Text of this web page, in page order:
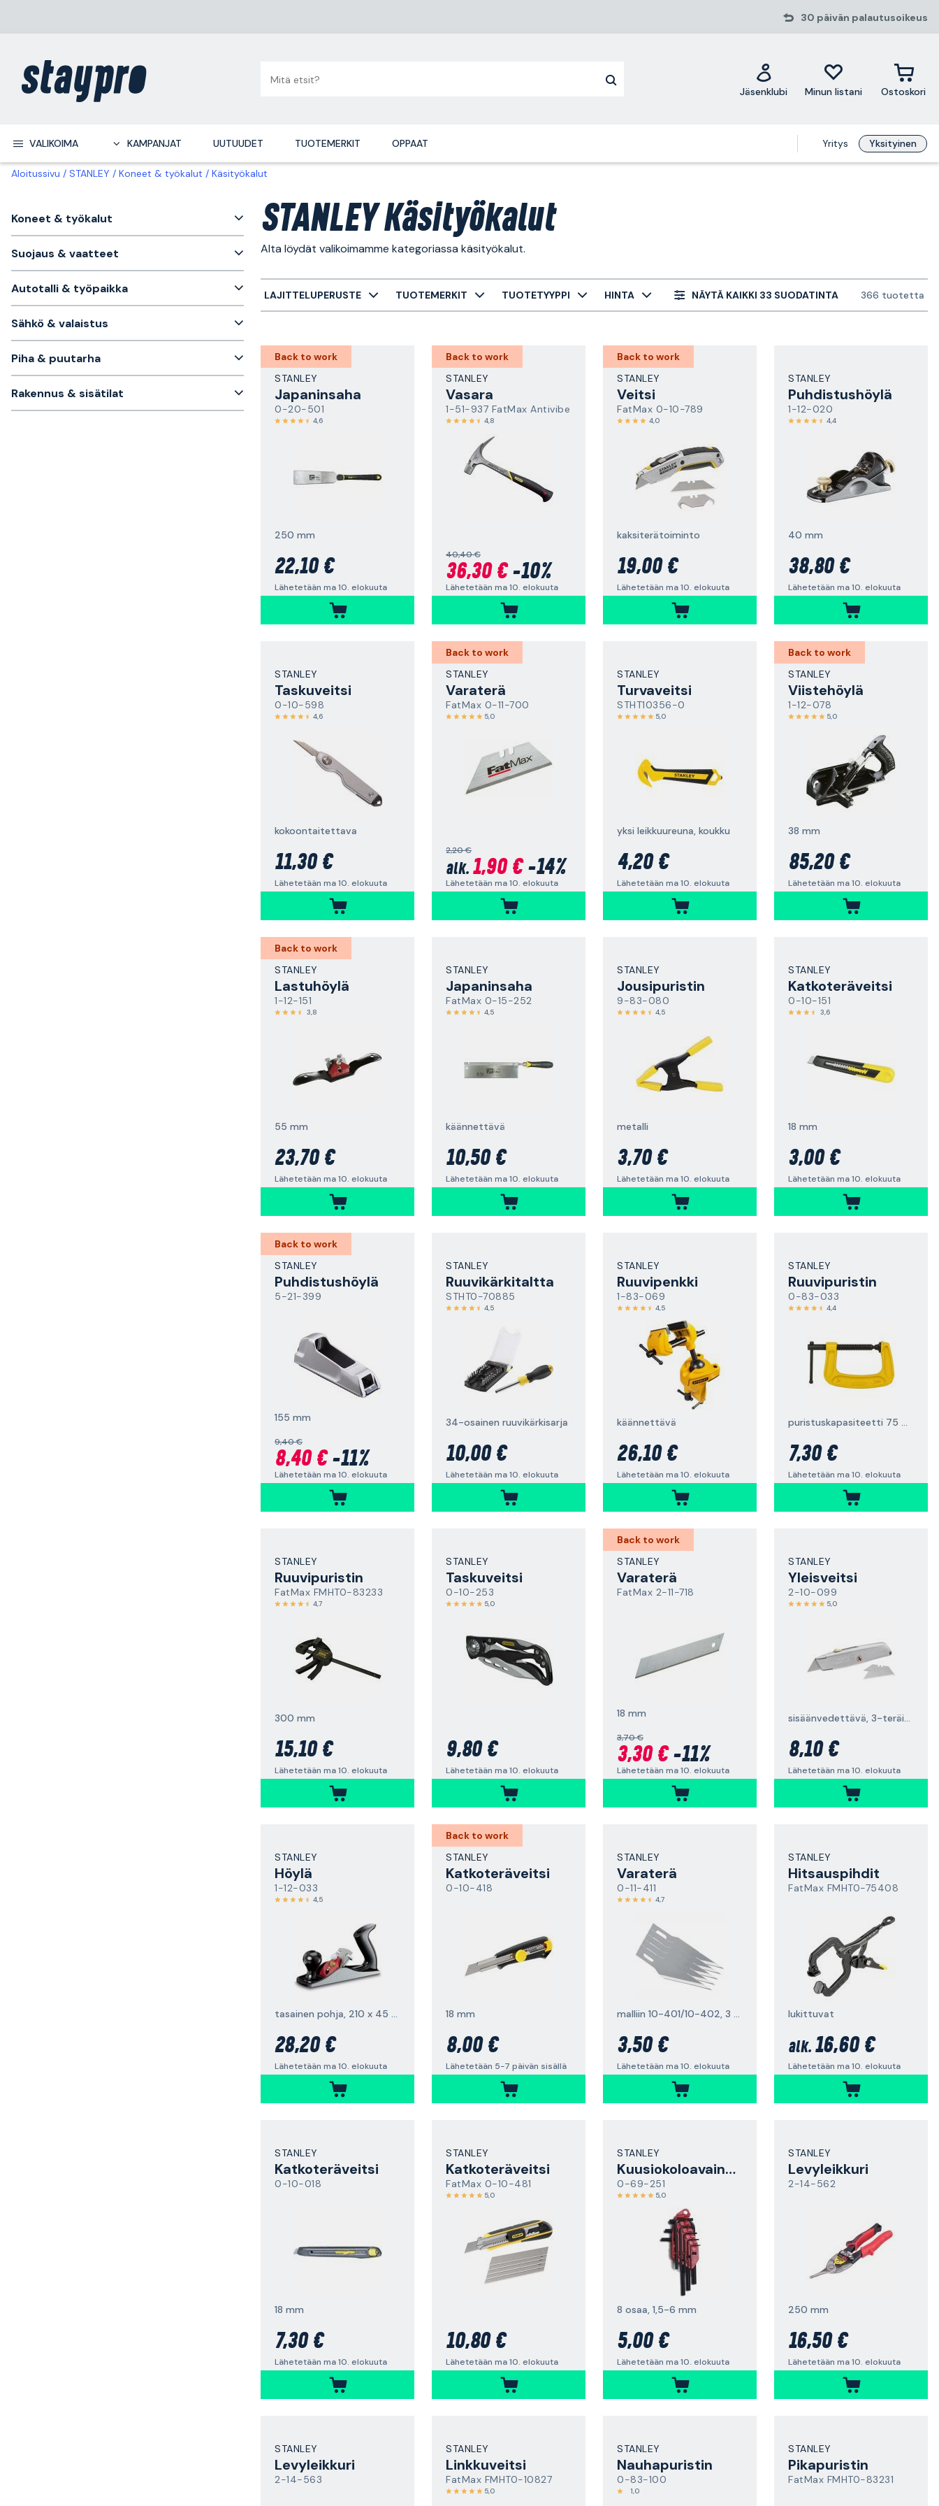
30 päivän palautusoikeus
Jäsenklubi Minun listani Ostoskori
VALIKOIMA KAMPANJAT UUTUUDET TUOTEMERKIT OPPAAT Yritys Yksityinen
Aloitussivu STANLEY Koneet & työkalut Käsityökalut
Koneet & työkalut
Suojaus & vaatteet
Autotalli & työpaikka
Sähkö & valaistus
Piha & puutarha
Rakennus & sisätilat
STANLEY Käsityökalut
Alta löydät valikoimamme kategoriassa käsityökalut.
LAJITTELUPERUSTE TUOTEMERKIT TUOTETYYPPI HINTA NÄYTÄ KAIKKI 33 SUODATINTA 366 tuotetta
Back to work
STANLEY
Japaninsaha
0-20-501
4,6
250 mm
22,10 €
Lähetetään ma 10. elokuuta
Back to work
STANLEY
Vasara
1-51-937 FatMax Antivibe
4,8
40,40 €
36,30 €-10%
Lähetetään ma 10. elokuuta
Back to work
STANLEY
Veitsi
FatMax 0-10-789
4,0
kaksiterätoiminto
19,00 €
Lähetetään ma 10. elokuuta
STANLEY
Puhdistushöylä
1-12-020
4,4
40 mm
38,80 €
Lähetetään ma 10. elokuuta
STANLEY
Taskuveitsi
0-10-598
4,6
kokoontaitettava
11,30 €
Lähetetään ma 10. elokuuta
Back to work
STANLEY
Varaterä
FatMax 0-11-700
5,0
2,20 €
alk. 1,90 €-14%
Lähetetään ma 10. elokuuta
STANLEY
Turvaveitsi
STHT10356-0
5,0
yksi leikkuureuna, koukku
4,20 €
Lähetetään ma 10. elokuuta
Back to work
STANLEY
Viistehöylä
1-12-078
5,0
38 mm
85,20 €
Lähetetään ma 10. elokuuta
Back to work
STANLEY
Lastuhöylä
1-12-151
3,8
55 mm
23,70 €
Lähetetään ma 10. elokuuta
STANLEY
Japaninsaha
FatMax 0-15-252
4,5
käännettävä
10,50 €
Lähetetään ma 10. elokuuta
STANLEY
Jousipuristin
9-83-080
4,5
metalli
3,70 €
Lähetetään ma 10. elokuuta
STANLEY
Katkoteräveitsi
0-10-151
3,6
18 mm
3,00 €
Lähetetään ma 10. elokuuta
Back to work
STANLEY
Puhdistushöylä
5-21-399
155 mm
9,40 €
8,40 €-11%
Lähetetään ma 10. elokuuta
STANLEY
Ruuvikärkitaltta
STHT0-70885
4,5
34-osainen ruuvikärkisarja
10,00 €
Lähetetään ma 10. elokuuta
STANLEY
Ruuvipenkki
1-83-069
4,5
käännettävä
26,10 €
Lähetetään ma 10. elokuuta
STANLEY
Ruuvipuristin
0-83-033
4,4
puristuskapasiteetti 75 mm
7,30 €
Lähetetään ma 10. elokuuta
STANLEY
Ruuvipuristin
FatMax FMHT0-83233
4,7
300 mm
15,10 €
Lähetetään ma 10. elokuuta
STANLEY
Taskuveitsi
0-10-253
5,0
9,80 €
Lähetetään ma 10. elokuuta
Back to work
STANLEY
Varaterä
FatMax 2-11-718
18 mm
3,70 €
3,30 €-11%
Lähetetään ma 10. elokuuta
STANLEY
Yleisveitsi
2-10-099
5,0
sisäänvedettävä, 3-teräinen
8,10 €
Lähetetään ma 10. elokuuta
STANLEY
Höylä
1-12-033
4,5
tasainen pohja, 210 x 45 mm
28,20 €
Lähetetään ma 10. elokuuta
Back to work
STANLEY
Katkoteräveitsi
0-10-418
18 mm
8,00 €
Lähetetään 5-7 päivän sisällä
STANLEY
Varaterä
0-11-411
4,7
malliin 10-401/10-402, 3 kpl
3,50 €
Lähetetään ma 10. elokuuta
STANLEY
Hitsauspihdit
FatMax FMHT0-75408
lukittuvat
alk. 16,60 €
Lähetetään ma 10. elokuuta
STANLEY
Katkoteräveitsi
0-10-018
18 mm
7,30 €
Lähetetään ma 10. elokuuta
STANLEY
Katkoteräveitsi
FatMax 0-10-481
5,0
10,80 €
Lähetetään ma 10. elokuuta
STANLEY
Kuusiokoloavainsarja
0-69-251
5,0
8 osaa, 1,5-6 mm
5,00 €
Lähetetään ma 10. elokuuta
STANLEY
Levyleikkuri
2-14-562
250 mm
16,50 €
Lähetetään ma 10. elokuuta
STANLEY
Levyleikkuri
2-14-563
STANLEY
Linkkuveitsi
FatMax FMHT0-10827
5,0
STANLEY
Nauhapuristin
0-83-100
1,0
STANLEY
Pikapuristin
FatMax FMHT0-83231